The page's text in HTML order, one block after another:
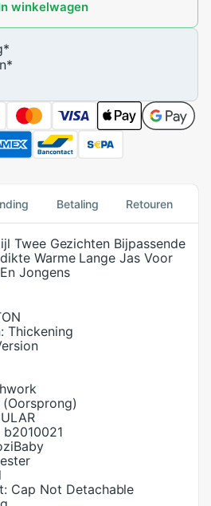
winkelwagen
*
*
Betaling Retouren
Twee Gezichten Bijpassende
Warme Lange Jas Voor
Jongens
Thickening
(Oorsprong)
b2010021
Cap Not Detachable